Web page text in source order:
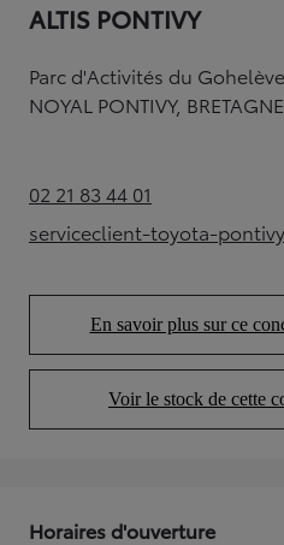
ALTIS PONTIVY
Parc d'Activités du
NOYAL PONTIVY, BRETAGNE
02 21 83 44 01(Opens in new tab)
serviceclient-toyota-
En savoir plus sur ce
Voir le stock de cette
Horaires d'ouverture